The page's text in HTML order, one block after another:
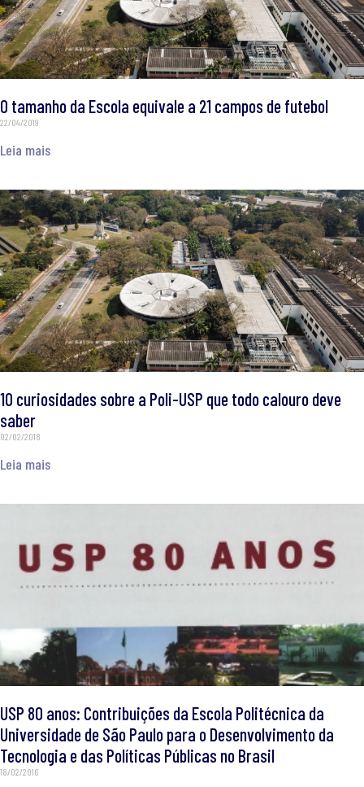
O tamanho da Escola equivale a 21 campos de futebol
22/04/2019
Leia mais
10 curiosidades sobre a Poli-USP que todo calouro deve
saber
02/02/2018
Leia mais
USP 80 anos: Contribuições da Escola Politécnica da
Universidade de São Paulo para o Desenvolvimento da
Tecnologia e das Políticas Públicas no Brasil
18/02/2016